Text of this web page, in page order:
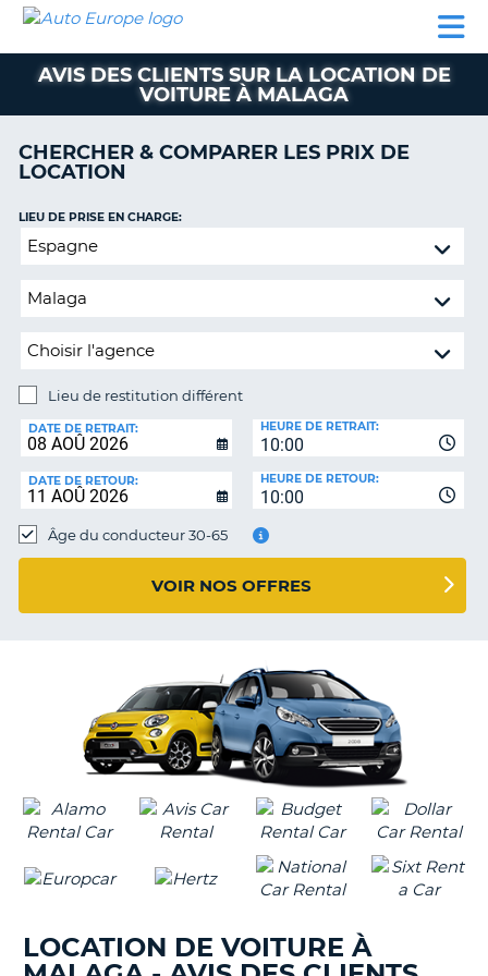
LOCATION
VOITURE
CAMPING-
CAR
CLIENT
AUTO
EUROPE
LOCATION
VOITURE
PARTENAIRES
CLIENT
MON
RÉSERVATION
FRANCE
AVIS DES CLIENTS SUR LA LOCATION DE
VOITURE À MALAGA
CHERCHER & COMPARER LES PRIX DE
LOCATION
Lieu
restitution
différent
LIEU DE PRISE EN CHARGE:
Lieu de restitution différent
DE
RESTITUTION:
DATE DE RETRAIT:
10:00
HEURE DE RETRAIT:
DATE DE RETOUR:
10:00
HEURE DE RETOUR:
Âge du conducteur 30-65
VOIR NOS OFFRES
LOCATION DE VOITURE À